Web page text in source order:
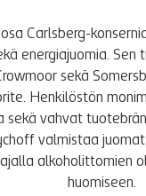
Carlsberg-
energiajuomia. Sen
sekä
Henkilöstön
sekä vahvat
valmistaa
alkoholittomien
huomiseen.